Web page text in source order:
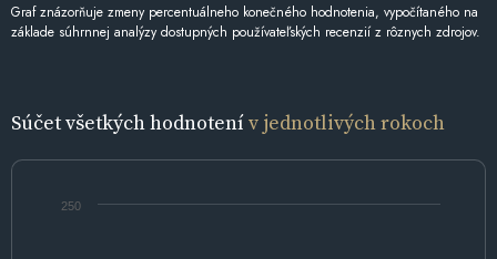
Graf znázorňuje zmeny percentuálneho konečného hodnotenia, vypočítaného na
základe súhrnnej analýzy dostupných používateľských recenzií z rôznych zdrojov.
Súčet všetkých hodnotenív jednotlivých rokoch
250